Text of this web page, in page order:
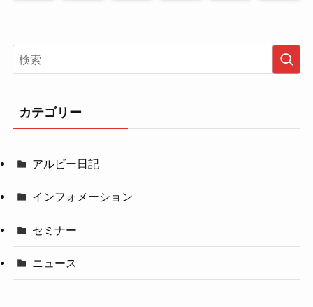
カテゴリー
アルビー日記
インフォメーション
セミナー
ニュース